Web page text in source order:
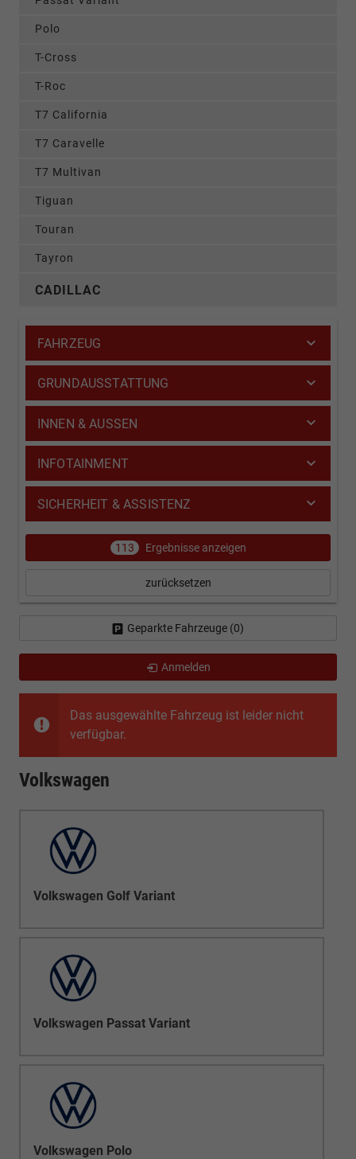
Das ausgewählte Fahrzeug ist leider nicht
verfügbar.
Volkswagen
Volkswagen Golf Variant
Volkswagen Passat Variant
Volkswagen Polo
Polo
T-Cross
T-Roc
T7 California
T7 Caravelle
T7 Multivan
Tiguan
Touran
Tayron
CADILLAC
FAHRZEUG
GRUNDAUSSTATTUNG
INNEN & AUSSEN
INFOTAINMENT
SICHERHEIT & ASSISTENZ
113 Ergebnisse anzeigen
zurücksetzen
Geparkte Fahrzeuge (0)
Anmelden